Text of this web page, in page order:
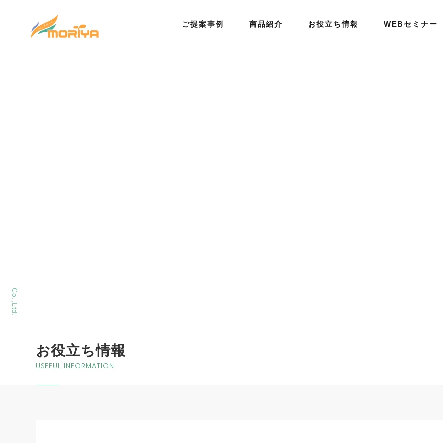
ご提案事例 商品紹介 お役立ち情報 WEBセミナー
Co.,Ltd.
お役立ち情報
USEFUL INFORMATION